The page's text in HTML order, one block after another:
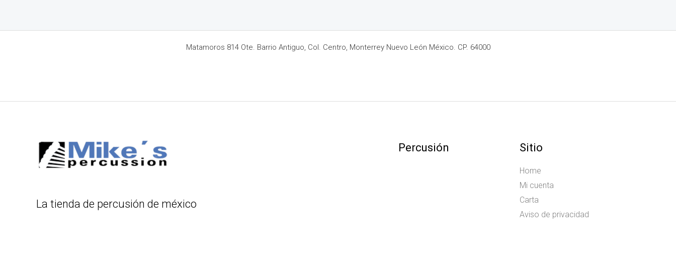
Matamoros 814 Ote. Barrio Antiguo, Col. Centro, Monterrey Nuevo León México. CP. 64000
La tienda de percusión de méxico
Percusión Sitio
Home
Mi cuenta
Carta
Aviso de privacidad